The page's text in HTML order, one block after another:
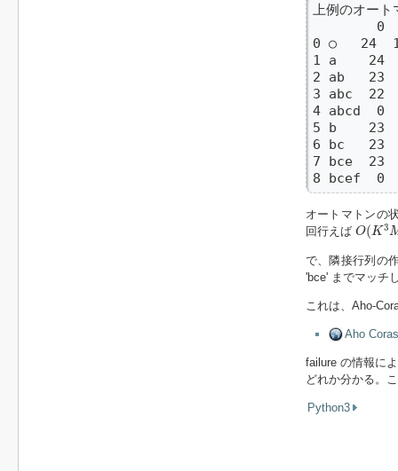
上例のオー
0
0 ○   24
1 a    24
2 ab   23
3 abc
4 abcd
5 b    23
6 bc   23
7 bce
8 bcef  0
オートマトンの
回行えば O(K3
O(K3M
で、隣接行列の
'bce' までマッチ
これは、Aho-
Aho
failure の情報に
どれか分かる。
Python3